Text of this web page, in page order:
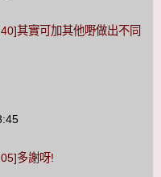
其實可加其他嘢做出不同
多謝呀!